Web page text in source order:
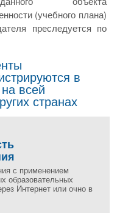
(учебного плана)
преследуется по
в
всей
странах
с применением
образовательных
Интернет или очно в